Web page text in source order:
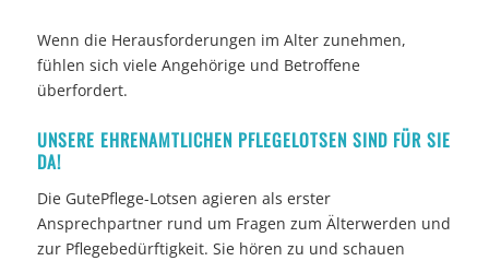
Wenn die Herausforderungen im Alter zunehmen,
fühlen sich viele Angehörige und Betroffene
überfordert.
UNSERE EHRENAMTLICHEN PFLEGELOTSEN SIND FÜR SIE
DA!
Die GutePflege-Lotsen agieren als erster
Ansprechpartner rund um Fragen zum Älterwerden und
zur Pflegebedürftigkeit. Sie hören zu und schauen